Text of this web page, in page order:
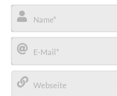
Name*
E-
Mail*